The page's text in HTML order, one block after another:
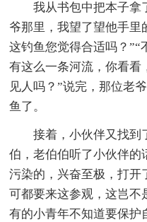
我从书包中把本子拿
爷那里，我望了望他手里
这钓鱼您觉得合适吗？”“
有这么一条河流，你看看
见人吗？”说完，那位老
鱼了。
接着，小伙伴又找到
伯，老伯伯听了小伙伴的
污染的，兴奋至极，打开
可都要来这参观，这岂不
有的小青年不知道要保护